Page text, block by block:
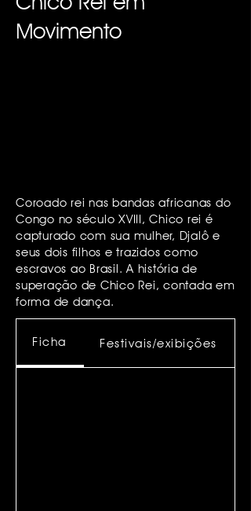
Movimento
Coroado rei nas bandas africanas do
Congo no século XVIII, Chico rei é
capturado com sua mulher, Djalô e
seus dois filhos e trazidos como
escravos ao Brasil. A história de
superação de Chico Rei, contada em
forma de dança.
Ficha Festivais/exibições